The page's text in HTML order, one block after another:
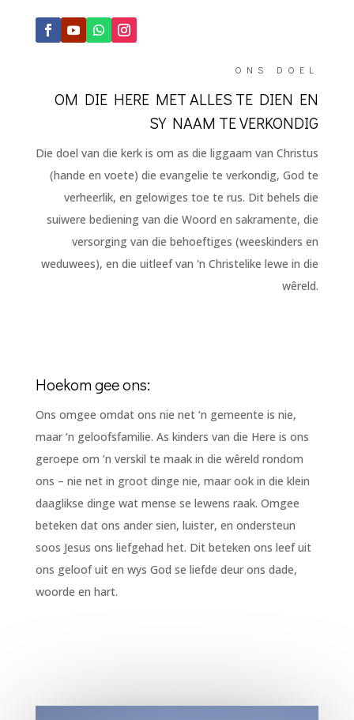
ONS DOEL
OM DIE HERE MET ALLES TE DIEN EN
SY NAAM TE VERKONDIG
Die doel van die kerk is om as die liggaam van Christus
(hande en voete) die evangelie te verkondig, God te
verheerlik, en gelowiges toe te rus. Dit behels die
suiwere bediening van die Woord en sakramente, die
versorging van die behoeftiges (weeskinders en
weduwees), en die uitleef van 'n Christelike lewe in die
wêreld.
Hoekom gee ons:
Ons omgee omdat ons nie net ‘n gemeente is nie,
maar ‘n geloofsfamilie. As kinders van die Here is ons
geroepe om ’n verskil te maak in die wêreld rondom
ons – nie net in groot dinge nie, maar ook in die klein
daaglikse dinge wat mense se lewens raak. Omgee
beteken dat ons ander sien, luister, en ondersteun
soos Jesus ons liefgehad het. Dit beteken ons leef uit
ons geloof uit en wys God se liefde deur ons dade,
woorde en hart.